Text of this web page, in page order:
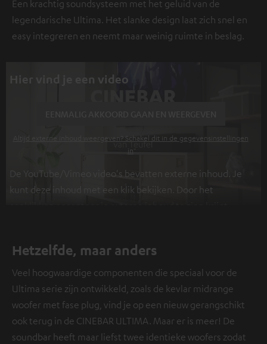
Een krachtig soundsysteem met het geluid van de
legendarische Ultima. Het slanke design laat zich snel en
easy integreren en neemt maar weinig ruimte in beslag.
Hier vind je een video
Altijd externe inhoud weergeven? Schakel dit in de gegevensinstellingen
in
De YouTube/Vimeo video's bevatten externe inhoud. Je
kunt deze inhoud met een klik bekijken. Door het
hierover vind je in onsprivacybeleid
Hetzelfde, maar anders
Veel hoogwaardige componenten die speciaal voor de
Ultima serie zijn ontwikkeld, zoals de kevlar midrange
woofer met fase plug, vind je op een nieuw gerangschikt
ook terug in de CINEBAR ULTIMA. Maar er is meer! De
soundbar heeft maar liefst twee identieke woofers zodat